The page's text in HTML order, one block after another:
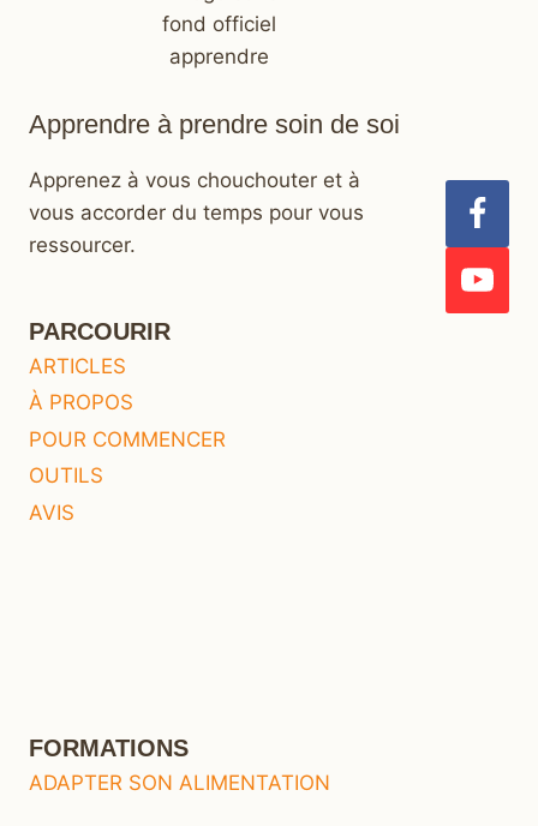
Apprendre à prendre soin de soi
Apprenez à vous chouchouter et à
vous accorder du temps pour vous
ressourcer.
PARCOURIR
ARTICLES
À PROPOS
POUR COMMENCER
OUTILS
AVIS
FORMATIONS
ADAPTER SON ALIMENTATION